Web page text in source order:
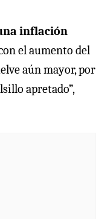
inflación
el aumento del
aún mayor, por
apretado”,